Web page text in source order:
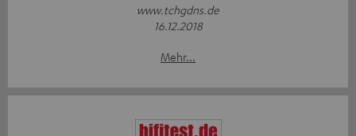
www.tchgdns.de
16.12.2018
Mehr...